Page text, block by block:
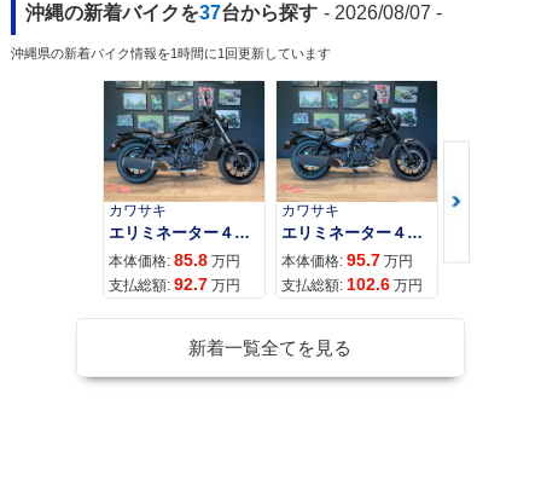
沖縄の新着バイクを37台から探す - 2026/08/07 -
沖縄県の新着バイク情報を1時間に1回更新しています
カワサキ
エリミネーター４００
本体価格: 85.8 万円
支払総額: 92.7 万円
カワサキ
エリミネーター４００ＳＥ
本体価格: 95.7 万円
支払総額: 102.6 万円
カワサキ
本体価格:
新着一覧全てを見る